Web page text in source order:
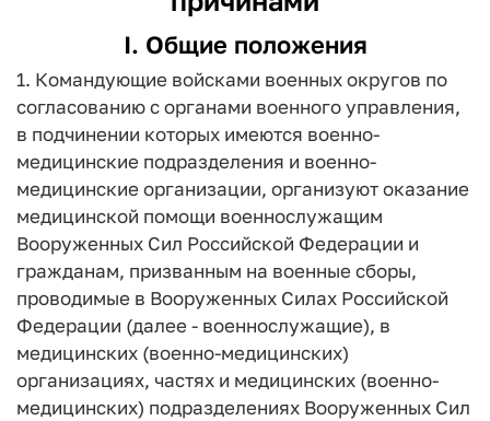
I. Общие положения
1. Командующие войсками военных округов по
согласованию с органами военного управления,
в подчинении которых имеются военно-
медицинские подразделения и военно-
медицинские организации, организуют оказание
медицинской помощи военнослужащим
Вооруженных Сил Российской Федерации и
гражданам, призванным на военные сборы,
проводимые в Вооруженных Силах Российской
Федерации (далее - военнослужащие), в
медицинских (военно-медицинских)
организациях, частях и медицинских (военно-
медицинских) подразделениях Вооруженных Сил